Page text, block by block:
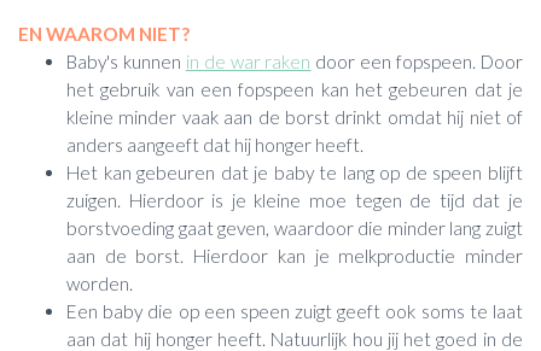
EN WAAROM NIET?
Baby's kunnen in de war raken door een fopspeen. Door
het gebruik van een fopspeen kan het gebeuren dat je
kleine minder vaak aan de borst drinkt omdat hij niet of
anders aangeeft dat hij honger heeft.
Het kan gebeuren dat je baby te lang op de speen blijft
zuigen. Hierdoor is je kleine moe tegen de tijd dat je
borstvoeding gaat geven, waardoor die minder lang zuigt
aan de borst. Hierdoor kan je melkproductie minder
worden.
Een baby die op een speen zuigt geeft ook soms te laat
aan dat hij honger heeft. Natuurlijk hou jij het goed in de